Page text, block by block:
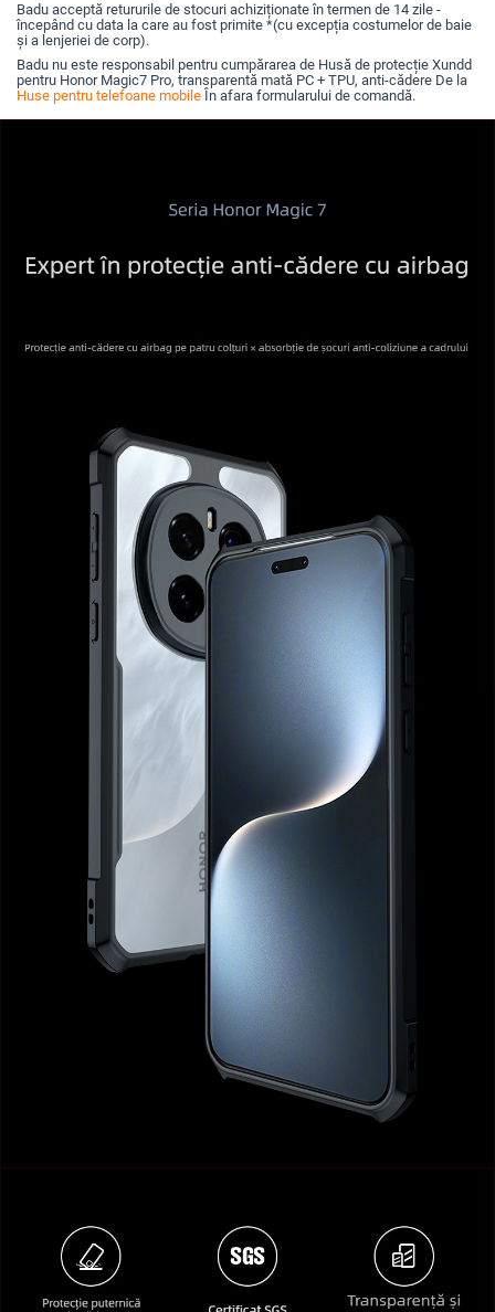
Badu acceptă retururile de stocuri achiziționate în termen de 14 zile -
începând cu data la care au fost primite *(cu excepția costumelor de baie
și a lenjeriei de corp).
Badu nu este responsabil pentru cumpărarea de Husă de protecție Xundd
pentru Honor Magic7 Pro, transparentă mată PC + TPU, anti-cădere De la
Huse pentru telefoane mobile În afara formularului de comandă.